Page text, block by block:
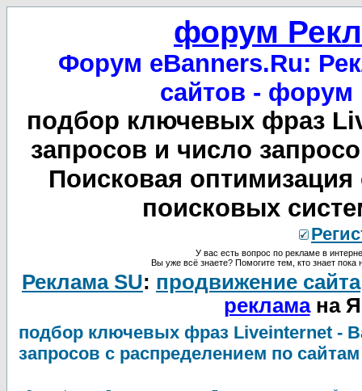
форум
Форум eBanners.Ru:
сайтов - форум
подбор ключевых фраз
запросов и число
Поисковая
поисковых
У вас есть вопрос по рекламе в
Вы уже всё знаете? Помогите тем, кто знает пока
Реклама SU: продвижение сайта
рекламана
подбор ключевых фраз Liveinternet -
запросов с распределением по сайтам